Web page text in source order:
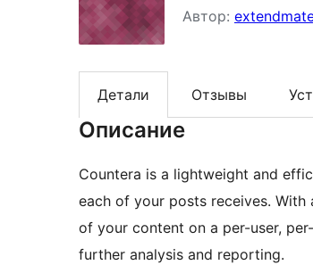
Автор:
Детали Отзывы
Описание
Countera is a lightweight and
each of your posts receives.
of your content on a per-user,
further analysis and reporting.